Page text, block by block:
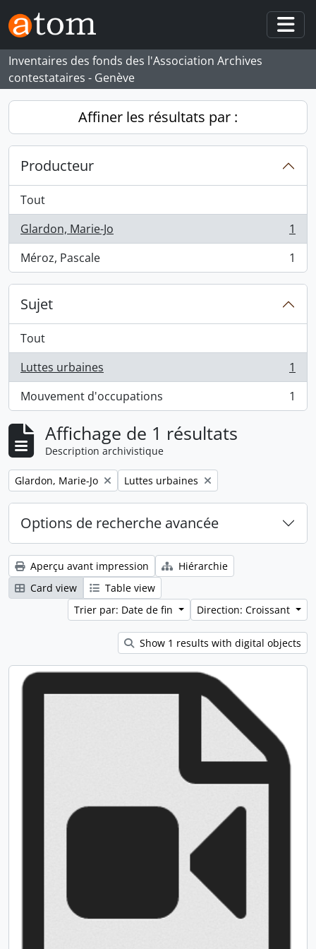
Skip to main content
Inventaires des fonds des l'Association Archives
contestataires - Genève
Affiner les résultats par :
Producteur
Tout
Glardon, Marie-Jo
, 1 résultats
1
Méroz, Pascale
, 1 résultats 1
Sujet
Tout
Luttes urbaines
, 1 résultats
1
Mouvement d'occupations
, 1 résultats 1
Affichage de 1 résultats
Description archivistique
Remove filter:
Glardon, Marie-Jo Remove filter:
Luttes urbaines
Options de recherche avancée
Aperçu avant impression
Hiérarchie
Card view
Table view
Trier par: Date de fin
Direction: Croissant
Show 1 results with digital objects